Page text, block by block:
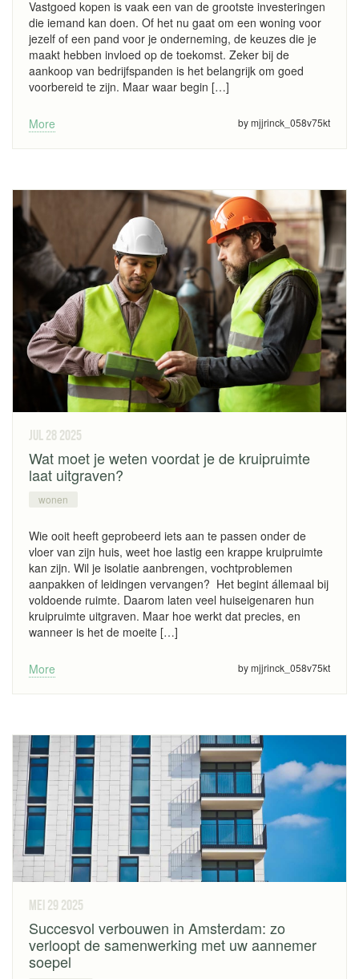
Vastgoed kopen is vaak een van de grootste investeringen
die iemand kan doen. Of het nu gaat om een woning voor
jezelf of een pand voor je onderneming, de keuzes die je
maakt hebben invloed op de toekomst. Zeker bij de
aankoop van bedrijfspanden is het belangrijk om goed
voorbereid te zijn. Maar waar begin […]
More by mjjrinck_058v75kt
jul 28 2025
Wat moet je weten voordat je de kruipruimte
laat uitgraven?
wonen
Wie ooit heeft geprobeerd iets aan te passen onder de
vloer van zijn huis, weet hoe lastig een krappe kruipruimte
kan zijn. Wil je isolatie aanbrengen, vochtproblemen
aanpakken of leidingen vervangen? Het begint állemaal bij
voldoende ruimte. Daarom laten veel huiseigenaren hun
kruipruimte uitgraven. Maar hoe werkt dat precies, en
wanneer is het de moeite […]
More by mjjrinck_058v75kt
mei 29 2025
Succesvol verbouwen in Amsterdam: zo
verloopt de samenwerking met uw aannemer
soepel